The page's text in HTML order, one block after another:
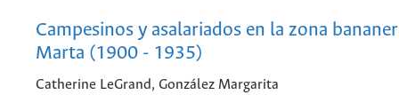
Campesinos y asalariados en la zona
Marta (1900 - 1935)
Catherine LeGrand, González Margarita